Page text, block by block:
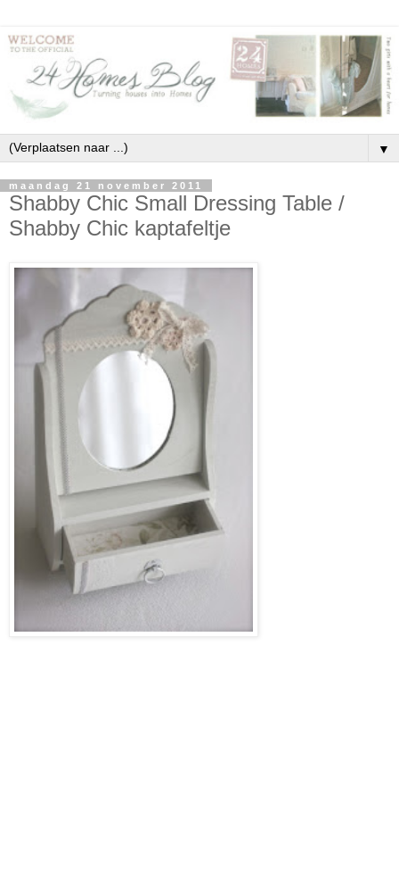
▼
maandag 21 november 2011
Shabby Chic Small Dressing Table /
Shabby Chic kaptafeltje